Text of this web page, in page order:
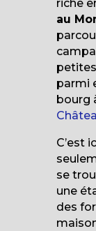
riche
au
parmi
bourg
C’est
se
une
des